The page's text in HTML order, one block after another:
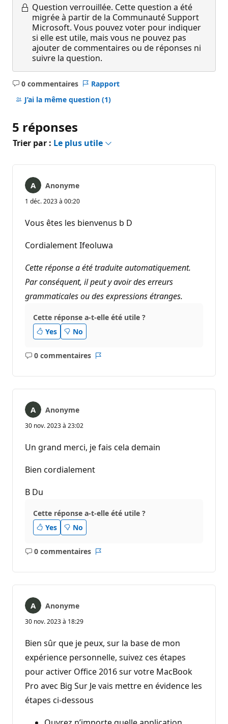
Question verrouillée. Cette question a été
migrée à partir de la Communauté Support
Microsoft. Vous pouvez voter pour indiquer
si elle est utile, mais vous ne pouvez pas
ajouter de commentaires ou de réponses ni
suivre la question.
0 commentaires
Aucun
commentaire
Rapport
J’ai la même question (1)
5 réponses
Trier par : Le plus utile
Anonyme
1 déc. 2023 à 00:20
Vous êtes les bienvenus b D
Cordialement Ifeoluwa
Cette réponse a été traduite automatiquement.
Par conséquent, il peut y avoir des erreurs
grammaticales ou des expressions étranges.
Cette réponse a-t-elle été utile ?
Yes
No
0 commentaires
Aucun
Anonyme
30 nov. 2023 à 23:02
Un grand merci, je fais cela demain
Bien cordialement
B Du
Cette réponse a-t-elle été utile ?
Yes
No
0 commentaires
Aucun
Anonyme
30 nov. 2023 à 18:29
Bien sûr que je peux, sur la base de mon
expérience personnelle, suivez ces étapes
pour activer Office 2016 sur votre MacBook
Pro avec Big Sur Je vais mettre en évidence les
étapes ci-dessous